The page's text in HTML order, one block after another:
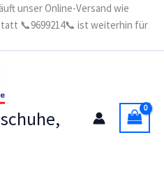
unser Online-Versand wie
📞9699214📞 ist weiterhin für